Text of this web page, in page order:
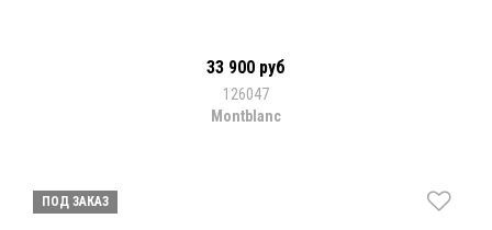
33 900 руб
126047
Montblanc
ПОД ЗАКАЗ